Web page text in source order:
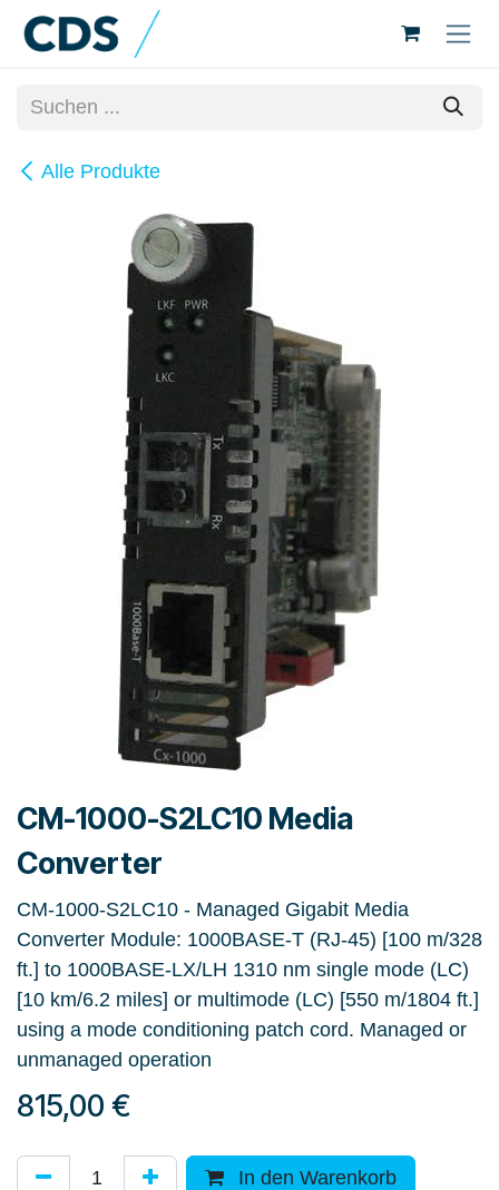
Zum Inhalt springen
Alle Produkte
CM-1000-S2LC10 Media
Converter
CM-1000-S2LC10 - Managed Gigabit Media
Converter Module: 1000BASE-T (RJ-45) [100 m/328
ft.] to 1000BASE-LX/LH 1310 nm single mode (LC)
[10 km/6.2 miles] or multimode (LC) [550 m/1804 ft.]
using a mode conditioning patch cord. Managed or
unmanaged operation
815,00 €
In den Warenkorb